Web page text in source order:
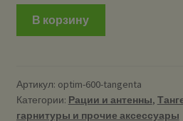
В корзину
Артикул: optim-600-tangenta
Категории: Рации и антенны,
гарнитуры и прочие аксессуары